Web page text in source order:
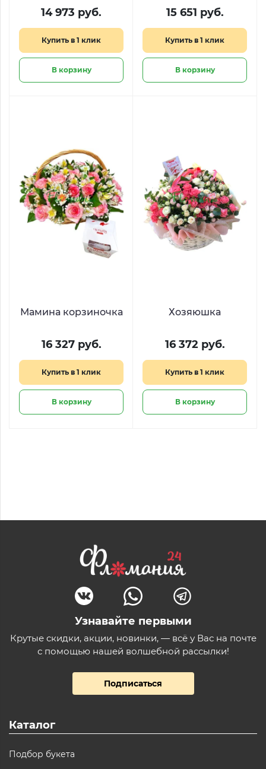
паре с тортиком
«Чайная пара»
14 973 руб.
Купить в 1 клик
В корзину
15 651 руб.
Купить в 1 клик
В корзину
Мамина корзиночка
16 327 руб.
Купить в 1 клик
В корзину
Хозяюшка
16 372 руб.
Купить в 1 клик
В корзину
Узнавайте первыми
Крутые скидки, акции, новинки, — всё у Вас на почте
с помощью нашей волшебной рассылки!
Подписаться
Каталог
Подбор букета